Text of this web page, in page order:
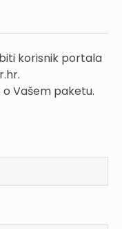
korisnik portala
Vašem paketu.